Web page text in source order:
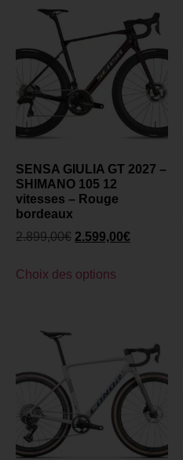
SENSA GIULIA GT 2027 –
SHIMANO 105 12
vitesses – Rouge
bordeaux
2.899,00€ 2.599,00€
Choix des options